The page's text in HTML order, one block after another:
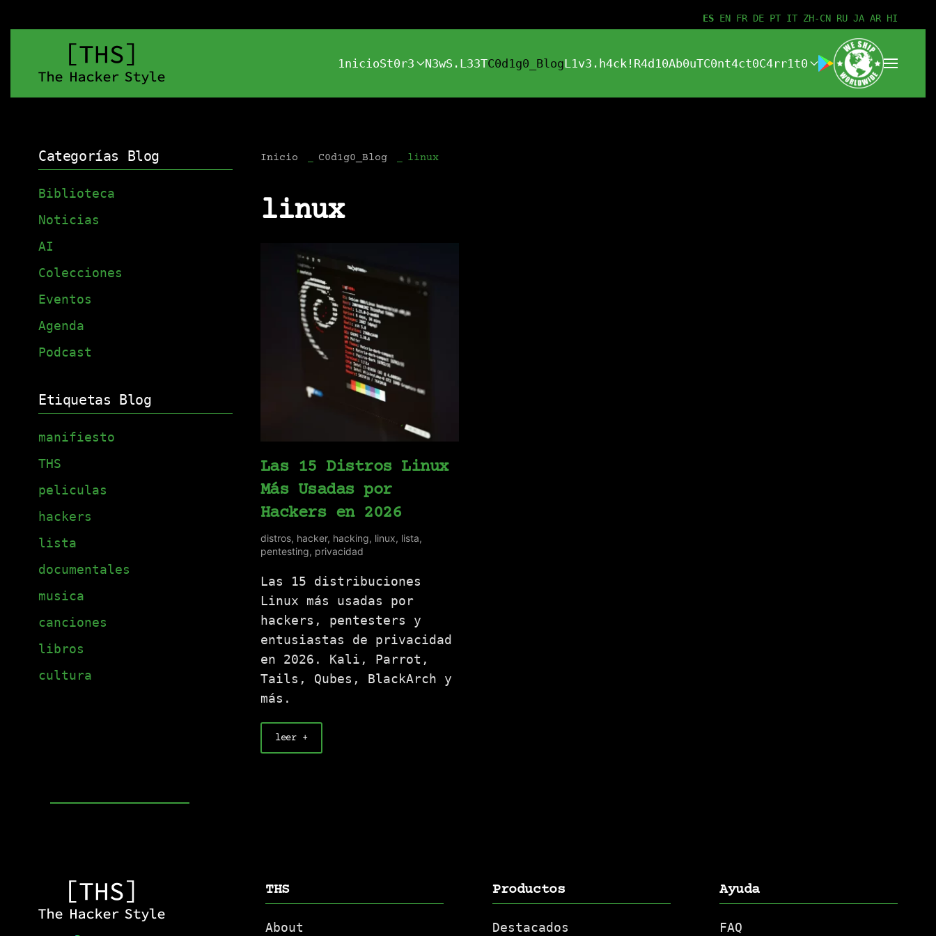
ES EN FR DE PT IT ZH-CN RU JA AR HI
1nicioSt0r3 N3wS.L33TC0d1g0_BlogL1v3.h4ck! R4d10Ab0uTC0nt4ct0C4rr1t0
Categorías Blog
Biblioteca
Noticias
AI
Colecciones
Eventos
Agenda
Podcast
Etiquetas Blog
manifiesto
THS
peliculas
hackers
lista
documentales
musica
canciones
libros
cultura
Inicio C0d1g0_Blog linux
linux
Las 15 Distros Linux
Más Usadas por
Hackers en 2026
distros, hacker, hacking, linux, lista,
pentesting, privacidad
Las 15 distribuciones
Linux más usadas por
hackers, pentesters y
entusiastas de privacidad
en 2026. Kali, Parrot,
Tails, Qubes, BlackArch y
más.
leer +
THS
About
Productos
Destacados
Ayuda
FAQ